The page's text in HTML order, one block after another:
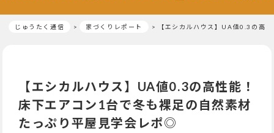
じゅうたく通信 家づくりレポート 【エシカルハウス】UA値0.3の高
【エシカルハウス】UA値0.3の高性能！
床下エアコン1台で冬も裸足の自然素材
たっぷり平屋見学会レポ◎